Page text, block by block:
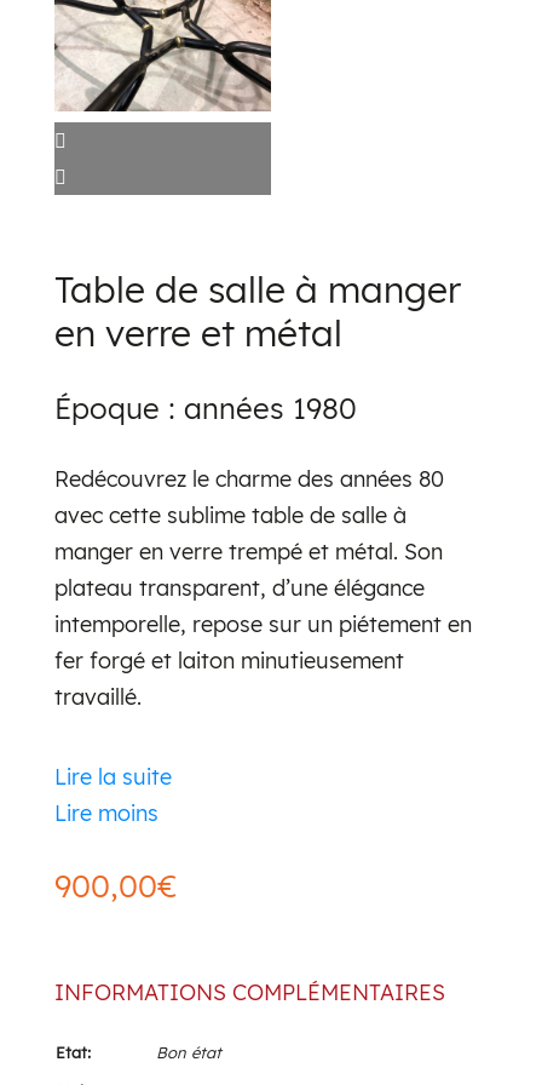
Table de salle à manger
en verre et métal
Époque : années 1980
Redécouvrez le charme des années 80
avec cette sublime table de salle à
manger en verre trempé et métal. Son
plateau transparent, d’une élégance
intemporelle, repose sur un piétement en
fer forgé et laiton minutieusement
travaillé.
Cette table de salle à manger incarne
période marquante pour le mobilier avec
ses audacieux mélanges de matériaux. Le
modernité et de légèreté.
Lire la suite
Lire moins
900,00€
INFORMATIONS COMPLÉMENTAIRES
Etat:
Bon état